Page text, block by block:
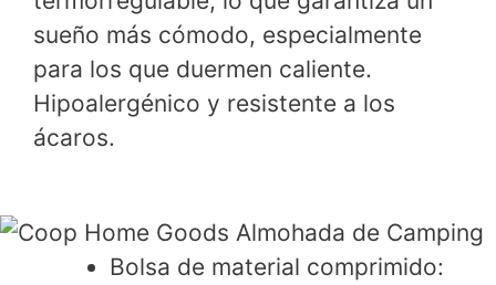
sueño más cómodo, especialmente
para los que duermen caliente.
Hipoalergénico y resistente a los
ácaros.
Bolsa de material comprimido: